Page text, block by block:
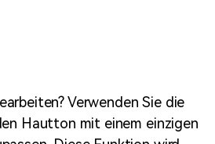
Verwenden Sie die
Hautton mit einem einzigen